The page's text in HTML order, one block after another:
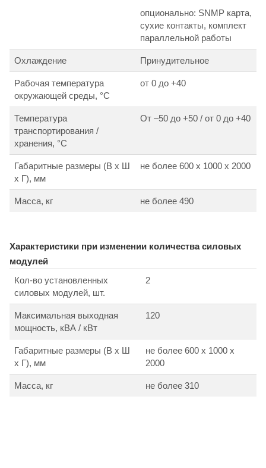
опционально: SNMP карта,
сухие контакты, комплект
параллельной работы
Охлаждение Принудительное
Рабочая температура
окружающей среды, °С
от 0 до +40
Температура
транспортирования /
хранения, °С
От –50 до +50 / от 0 до +40
Габаритные размеры (В х Ш
х Г), мм
не более 600 х 1000 х 2000
Масса, кг не более 490
Характеристики при изменении количества силовых
модулей
Кол-во установленных
силовых модулей, шт.
2
Максимальная выходная
мощность, кВА / кВт
120
Габаритные размеры (В х Ш
х Г), мм
не более 600 х 1000 х
2000
Масса, кг не более 310